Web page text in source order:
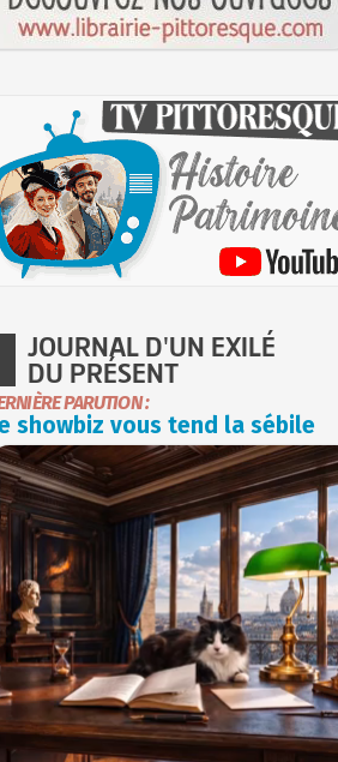
JOURNAL D'UN EXILÉ
DU PRÉSENT
PARUTION :
showbiz vous tend la sébile